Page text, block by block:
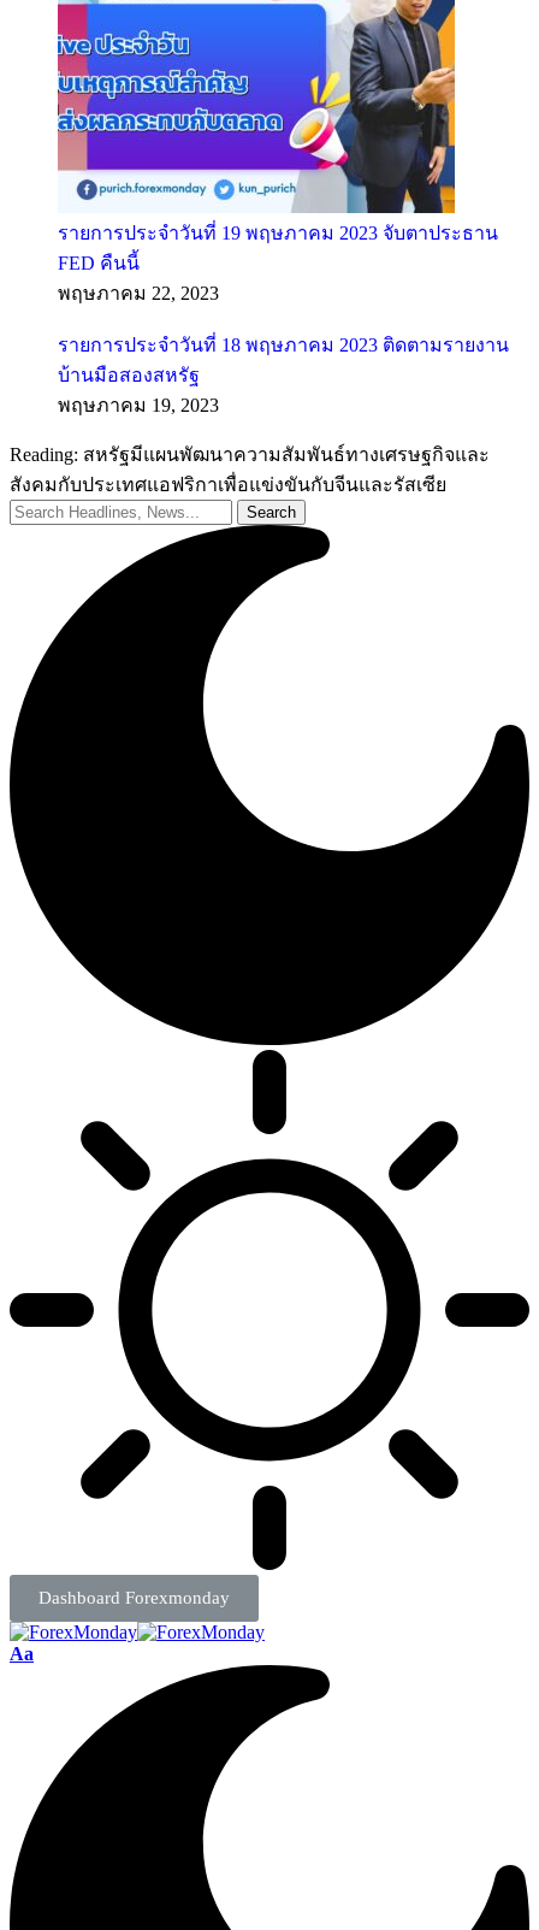
รายการประจำวันที่ 19 พฤษภาคม 2023 จับตาประธาน
FED คืนนี้
พฤษภาคม 22, 2023
รายการประจำวันที่ 18 พฤษภาคม 2023 ติดตามรายงาน
บ้านมือสองสหรัฐ
พฤษภาคม 19, 2023
Reading: สหรัฐมีแผนพัฒนาความสัมพันธ์ทางเศรษฐกิจและ
สังคมกับประเทศแอฟริกาเพื่อแข่งขันกับจีนและรัสเซีย
Dashboard Forexmonday
Aa